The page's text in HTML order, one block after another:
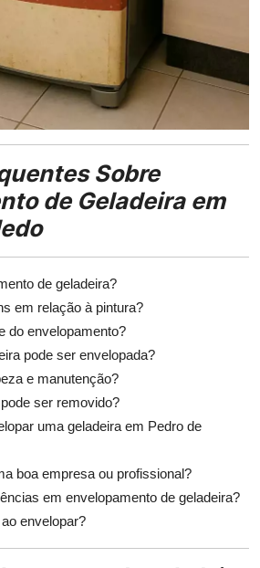
Sobre
de Geladeira em
de geladeira?
em relação à pintura?
do envelopamento?
pode ser envelopada?
e manutenção?
ser removido?
uma geladeira em Pedro de
boa empresa ou profissional?
em envelopamento de geladeira?
envelopar?